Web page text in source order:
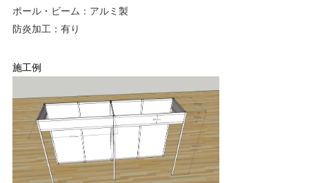
ポール・ビーム：アルミ製
防炎加工：有り
施工例